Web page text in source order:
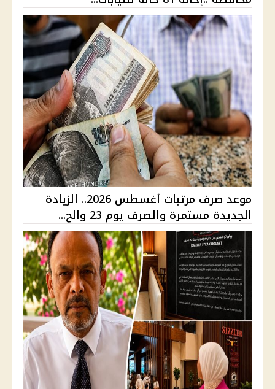
موعد صرف مرتبات أغسطس 2026.. الزيادة
الجديدة مستمرة والصرف يوم 23 والح...